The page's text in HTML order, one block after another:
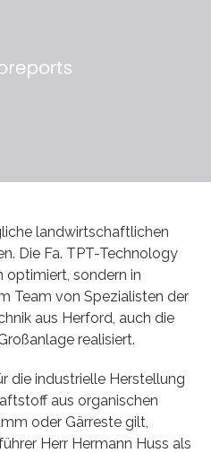
landwirtschaftlichen
Die Fa. TPT-Technology
optimiert, sondern in
Team von Spezialisten der
aus Herford, auch die
realisiert.
die industrielle Herstellung
aus organischen
oder Gärreste gilt,
Herr Hermann Huss als